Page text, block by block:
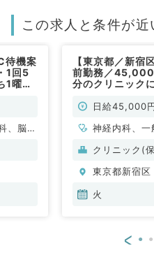
この求人と条件が近
待機案
1回5
1曜日
、脳神
【東京都／新宿
前勤務／45,000
分のクリニック
日給45,000
神経内科、一
科、呼吸器
内科、血液内
クリニック(
東京都新宿区
火
<